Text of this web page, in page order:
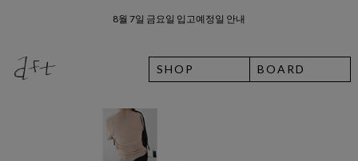
8월 7일 금요일 입고예정일 안내
SHOP BOARD